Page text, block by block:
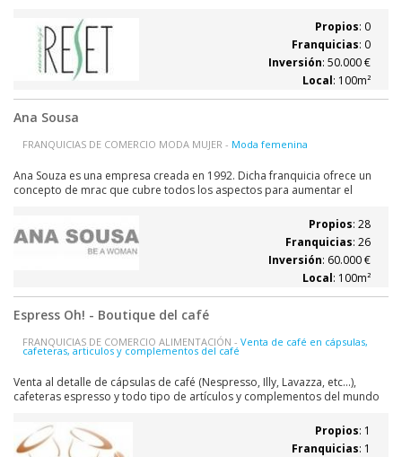
toda nuestra experiencia. Sin duda es uno de los pilares del éxito de
Reset. Las tiendas...
Propios: 0
Franquicias: 0
Inversión: 50.000 €
Local: 100m²
Ana Sousa
FRANQUICIAS DE COMERCIO MODA MUJER - Moda femenina
Ana Souza es una empresa creada en 1992. Dicha franquicia ofrece un
concepto de mrac que cubre todos los aspectos para aumentar el
siguinetes ventajas: - Soporte para empezar el negocio - Información
sobre las últimas coleciones...
Propios: 28
Franquicias: 26
Inversión: 60.000 €
Local: 100m²
Espress Oh! - Boutique del café
FRANQUICIAS DE COMERCIO ALIMENTACIÓN - Venta de café en cápsulas,
cafeteras, articulos y complementos del café
Venta al detalle de cápsulas de café (Nespresso, Illy, Lavazza, etc...),
cafeteras espresso y todo tipo de artículos y complementos del mundo
concepto de negocio totalmente nuevo, y tratando con ello de mezclar y
usar lo...
Propios: 1
Franquicias: 1